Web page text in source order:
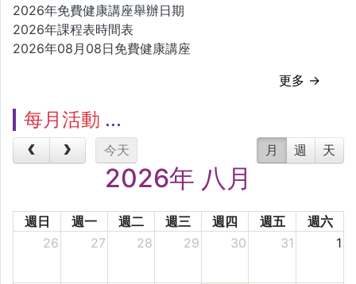
2026年免費健康講座舉辦日期
2026年課程表時間表
2026年08月08日免費健康講座
更多 →
每月活動
今天 月 週 天
2026年 八月
週日 週一 週二 週三 週四 週五
週六
26
27 28 29 30 31 1